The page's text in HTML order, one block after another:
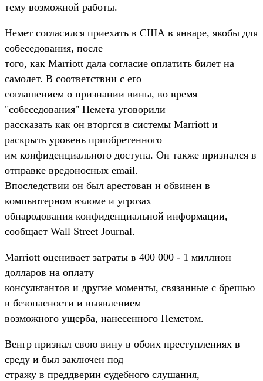
тему возможной работы.
Немет согласился приехать в США в январе, якобы для
собеседования, после
того, как Marriott дала согласие оплатить билет на
самолет. В соответствии с его
соглашением о признании вины, во время
"собеседования" Немета уговорили
рассказать как он вторгся в системы Marriott и
раскрыть уровень приобретенного
им конфиденциального доступа. Он также признался в
отправке вредоносных email.
Впоследствии он был арестован и обвинен в
компьютерном взломе и угрозах
обнародования конфиденциальной информации,
сообщает Wall Street Journal.
Marriott оценивает затраты в 400 000 - 1 миллион
долларов на оплату
консультантов и другие моменты, связанные с брешью
в безопасности и выявлением
возможного ущерба, нанесенного Неметом.
Венгр признал свою вину в обоих преступлениях в
среду и был заключен под
стражу в преддверии судебного слушания,